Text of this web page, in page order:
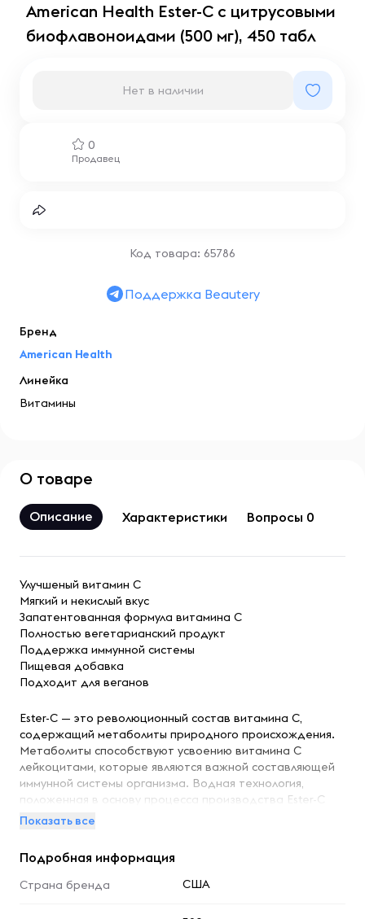
American Health Ester-C с цитрусовыми
биофлавоноидами (500 мг), 450 табл
0
Продавец
Нет в наличии
Код товара: 65786
Поддержка Beautery
Бренд
American Health
Линейка
Витамины
О товаре
Описание Характеристики Вопросы 0
Улучшеный витамин C
Мягкий и некислый вкус
Запатентованная формула витамина С
Полностью вегетарианский продукт
Поддержка иммунной системы
Пищевая добавка
Подходит для веганов
Ester-C — это революционный состав витамина С,
содержащий метаболиты природного происхождения.
Метаболиты способствуют усвоению витамина С
лейкоцитами, которые являются важной составляющей
иммунной системы организма. Водная технология,
положенная в основу процесса производства Ester-C
нейтрализует pH, благодаря чему он становится
поддержку иммунной системы и мощную
антиоксидантную поддержку. Цитрусовые
Показать все
Подробная информация
Страна бренда США